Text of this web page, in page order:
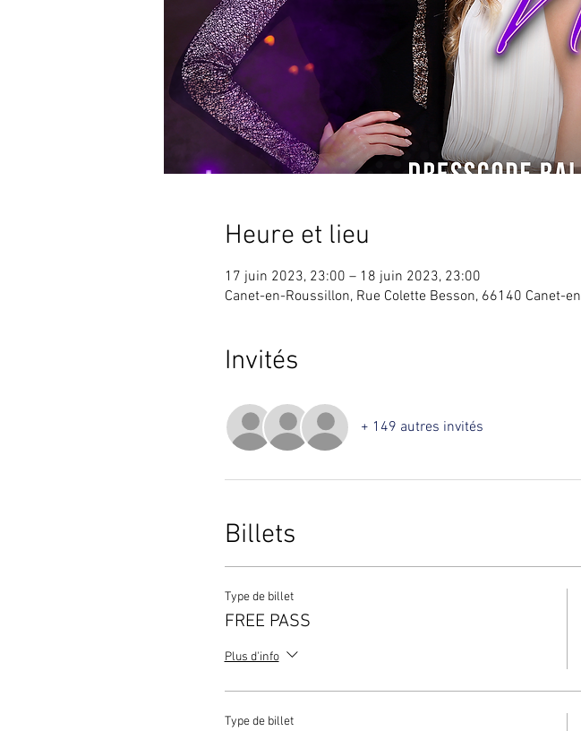
Heure et lieu
17 juin 2023, 23:00 – 18 juin 2023, 23:00
Canet-en-Roussillon, Rue Colette Besson, 66140 Canet-
Invités
+ 149 autres invités
Billets
Type de billet
FREE PASS
Plus d'info
Type de billet